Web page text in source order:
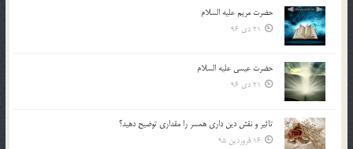
حضرت مریم علیه السلام
21 دی 96
حضرت عیسی علیه السلام
21 دی 96
تاثير و نقش دين داري همسر را مقداري توضيح دهيد؟
16 فروردین 95